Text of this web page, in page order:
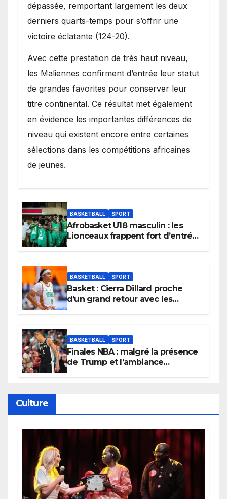
dépassée, remportant largement les deux
derniers quarts-temps pour s’offrir une
victoire éclatante (124-20).
Avec cette prestation de très haut niveau,
les Maliennes confirment d’entrée leur statut
de grandes favorites pour conserver leur
titre continental. Ce résultat met également
en évidence les importantes différences de
niveau qui existent encore entre certaines
sélections dans les compétitions africaines
de jeunes.
BASKETBALL SPORT
Afrobasket U18 masculin : les
Lionceaux frappent fort d’entrée
BASKETBALL SPORT
Basket : Cierra Dillard proche
d’un grand retour avec les
BASKETBALL SPORT
Finales NBA : malgré la présence
de Trump et l’ambiance
Culture